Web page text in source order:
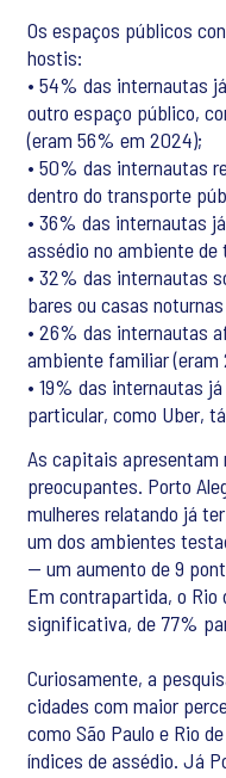
Os espaços públicos
hostis:
• 54% das internautas
outro espaço público,
(eram 56% em 2024);
• 50% das internautas
dentro do transporte
• 36% das internautas
assédio no ambiente
• 32% das internautas
bares ou casas
• 26% das internautas
ambiente familiar
• 19% das internautas
particular, como Uber,
As capitais
preocupantes. Porto
mulheres relatando já
um dos ambientes
— um aumento de 9
Em contrapartida, o Rio
significativa, de 77%
Curiosamente, a
cidades com maior
como São Paulo e Rio
índices de assédio. Já